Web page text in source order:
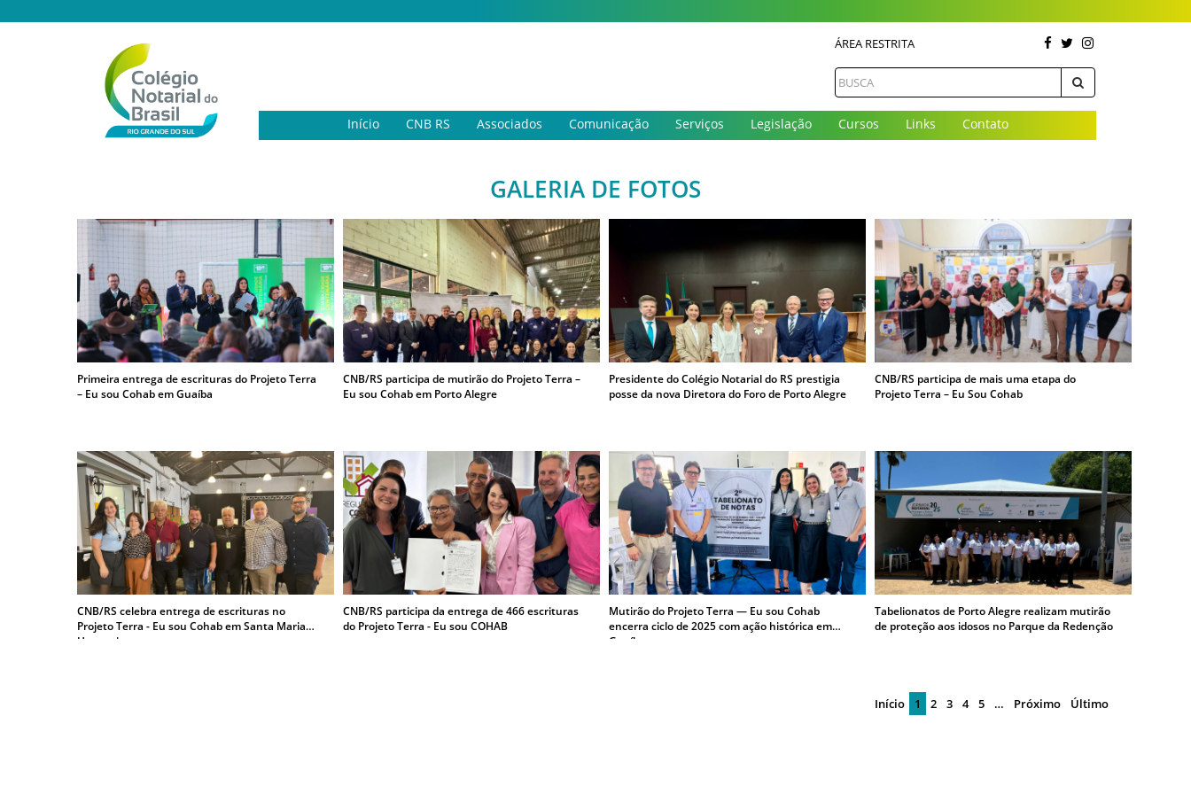
ÁREA RESTRITA
Início CNB RS Associados Comunicação Serviços Legislação Cursos Links Contato
GALERIA DE FOTOS
Primeira entrega de escrituras do Projeto Terra
– Eu sou Cohab em Guaíba
CNB/RS participa de mutirão do Projeto Terra –
Eu sou Cohab em Porto Alegre
Presidente do Colégio Notarial do RS prestigia
posse da nova Diretora do Foro de Porto Alegre
CNB/RS participa de mais uma etapa do
Projeto Terra – Eu Sou Cohab
CNB/RS celebra entrega de escrituras no
Projeto Terra - Eu sou Cohab em Santa Maria e
Uruguaiana
CNB/RS participa da entrega de 466 escrituras
do Projeto Terra - Eu sou COHAB
Mutirão do Projeto Terra — Eu sou Cohab
encerra ciclo de 2025 com ação histórica em
Guaíba
Tabelionatos de Porto Alegre realizam mutirão
de proteção aos idosos no Parque da Redenção
Início 1 2 3 4 5 … Próximo Último